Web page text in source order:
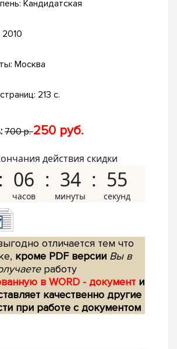
Кандидатская
2010
Москва
213 с.
700 р.250 руб.
действия скидки
06 34 54
отличается тем что
кроме PDF версии Вы в
работу
в WORD - документ и
качественно другие
при работе с документом